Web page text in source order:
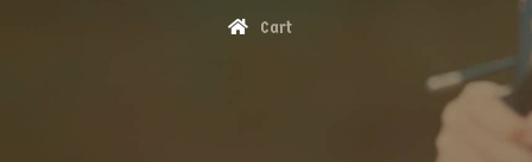
Cart